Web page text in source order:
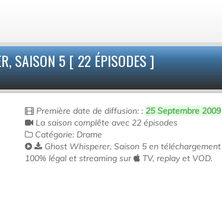
SAISON 5 [ 22 ÉPISODES ]
Première date de diffusion: : 25 Septembre 2009
La saison complête avec 22 épisodes
Catégorie: Drame
Ghost Whisperer, Saison 5 en téléchargement
100% légal et streaming sur
TV, replay et VOD.